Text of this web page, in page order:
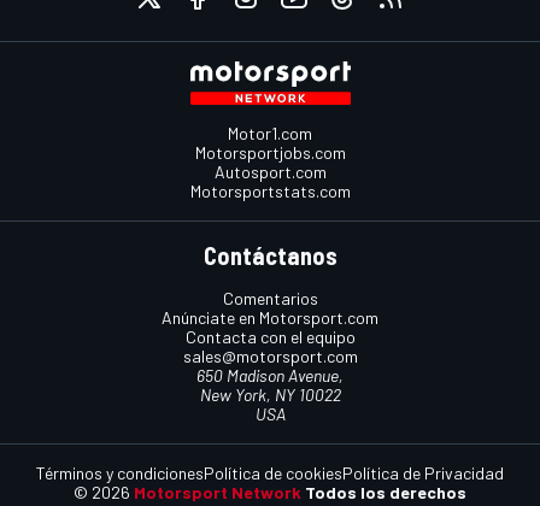
Motor1.com
Motorsportjobs.com
Autosport.com
Motorsportstats.com
Contáctanos
Comentarios
Anúnciate en Motorsport.com
Contacta con el equipo
sales@motorsport.com
650 Madison Avenue,
New York, NY 10022
USA
© 2026 Motorsport Network Todos los derechos
Términos y condicionesPolítica de cookiesPolítica de Privacidad